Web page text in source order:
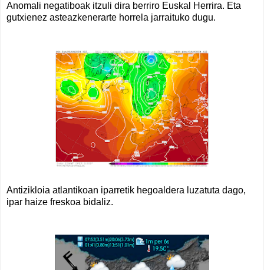
Anomali negatiboak itzuli dira berriro Euskal Herrira. Eta
gutxienez asteazkenerarte horrela jarraituko dugu.
Antizikloia atlantikoan iparretik hegoaldera luzatuta dago,
ipar haize freskoa bidaliz.